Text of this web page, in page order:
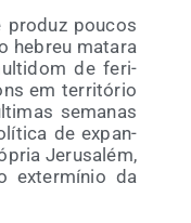
pro­duz pou­cos
hebreu mata­ra
de feri­
em terri­tó­rio
sema­nas
de expan­
Jeru­sa­lém,
exter­mí­nio da